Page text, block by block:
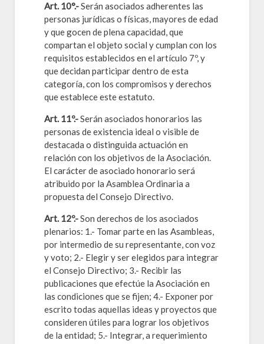
Art. 10°.-Serán asociados adherentes las
personas jurídicas o físicas, mayores de edad
y que gocen de plena capacidad, que
compartan el objeto social y cumplan con los
requisitos establecidos en el artículo 7º, y
que decidan participar dentro de esta
categoría, con los compromisos y derechos
que establece este estatuto.
Art. 11º.-Serán asociados honorarios las
personas de existencia ideal o visible de
destacada o distinguida actuación en
relación con los objetivos de la Asociación.
El carácter de asociado honorario será
atribuido por la Asamblea Ordinaria a
propuesta del Consejo Directivo.
Art. 12º.-Son derechos de los asociados
plenarios: 1.- Tomar parte en las Asambleas,
por intermedio de su representante, con voz
y voto; 2.- Elegir y ser elegidos para integrar
el Consejo Directivo; 3.- Recibir las
publicaciones que efectúe la Asociación en
las condiciones que se fijen; 4.- Exponer por
escrito todas aquellas ideas y proyectos que
consideren útiles para lograr los objetivos
de la entidad; 5.- Integrar, a requerimiento